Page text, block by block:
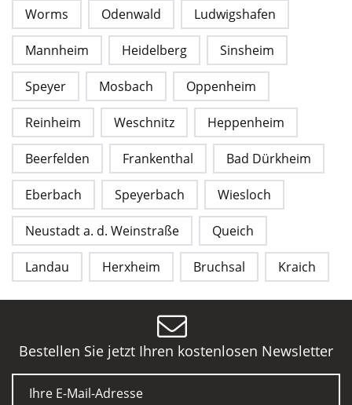
Worms Odenwald Ludwigshafen
Mannheim Heidelberg Sinsheim
Speyer Mosbach Oppenheim
Reinheim Weschnitz Heppenheim
Beerfelden Frankenthal Bad Dürkheim
Eberbach Speyerbach Wiesloch
Neustadt a. d. Weinstraße Queich
Landau Herxheim Bruchsal Kraich
Bestellen Sie jetzt Ihren kostenlosen Newsletter
E-Mail